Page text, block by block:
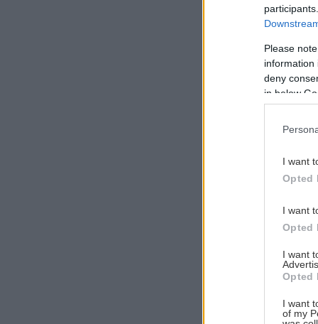
Please
information
deny
in below
I want
Opted
I want
Opted
I want
Opted
I want
of my